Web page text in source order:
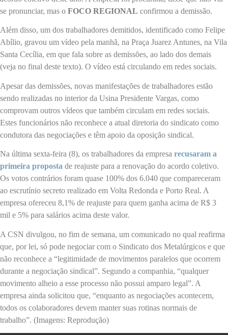
se pronunciar, mas o FOCO REGIONAL confirmou a demissão.
Além disso, um dos trabalhadores demitidos, identificado como Felipe
Abílio, gravou um vídeo pela manhã, na Praça Juarez Antunes, na Vila
Santa Cecília, em que fala sobre as demissões, ao lado dos demais
(veja no final deste texto). O vídeo está circulando em redes sociais.
Apesar das demissões, novas manifestações de trabalhadores estão
sendo realizadas no interior da Usina Presidente Vargas, como
comprovam outros vídeos que também circulam em redes sociais.
Estes funcionários não reconhece a atual diretoria do sindicato como
condutora das negociações e têm apoio da oposição sindical.
Na última sexta-feira (8), os trabalhadores da empresa recusaram a
primeira proposta de reajuste para a renovação do acordo coletivo.
Os votos contrários foram quase 100% dos 6.040 que compareceram
ao escrutínio secreto realizado em Volta Redonda e Porto Real. A
empresa ofereceu 8,1% de reajuste para quem ganha acima de R$ 3
mil e 5% para salários acima deste valor.
A CSN divulgou, no fim de semana, um comunicado no qual reafirma
que, por lei, só pode negociar com o Sindicato dos Metalúrgicos e que
não reconhece a “legitimidade de movimentos paralelos que ocorrem
durante a negociação sindical”. Segundo a companhia, “qualquer
movimento alheio a esse processo não possui amparo legal”. A
empresa ainda solicitou que, “enquanto as negociações acontecem,
todos os colaboradores devem manter suas rotinas normais de
trabalho”. (Imagens: Reprodução)